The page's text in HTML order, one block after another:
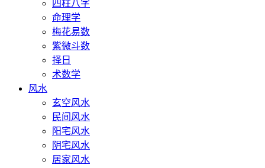
四柱八字
命理学
梅花易数
紫微斗数
择日
术数学
风水
玄空风水
民间风水
阳宅风水
阴宅风水
居家风水